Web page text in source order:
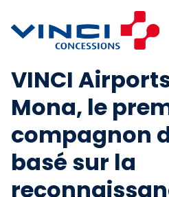
VINCI
Mona, le
compagnon
basé sur la